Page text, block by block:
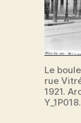
Le
rue
1921.
Y_1P018.